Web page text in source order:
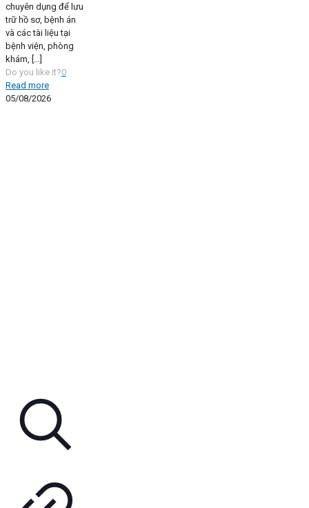
chuyên dụng để lưu
trữ hồ sơ, bệnh án
và các tài liệu tại
bệnh viện, phòng
khám, […]
Do you like it?0
Read more
05/08/2026